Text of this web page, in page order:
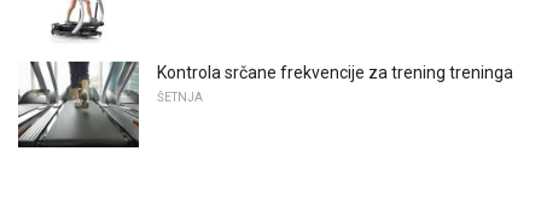
Kontrola srčane frekvencije za trening treninga
ŠETNJA